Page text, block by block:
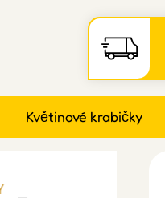
Květinové krabičky